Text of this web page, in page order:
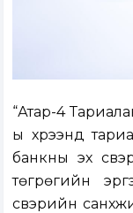
“Атар-4
ы хүрээнд
банкны эх
төгрөгийн
үүсвэрийн